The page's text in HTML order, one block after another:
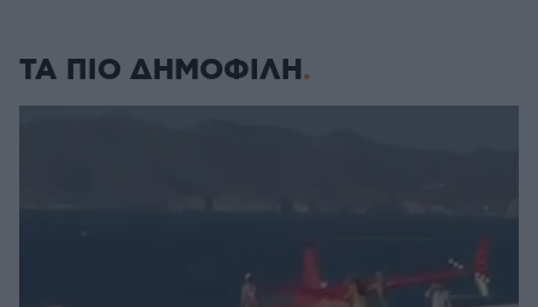
ΤΑ ΠΙΟ ΔΗΜΟΦΙΛΗ